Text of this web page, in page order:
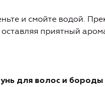
и смойте водой.
приятный
для волос и бороды